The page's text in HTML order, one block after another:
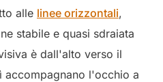
alle linee orizzontali,
stabile e quasi sdraiata
è dall'alto verso il
accompagnano l'occhio a